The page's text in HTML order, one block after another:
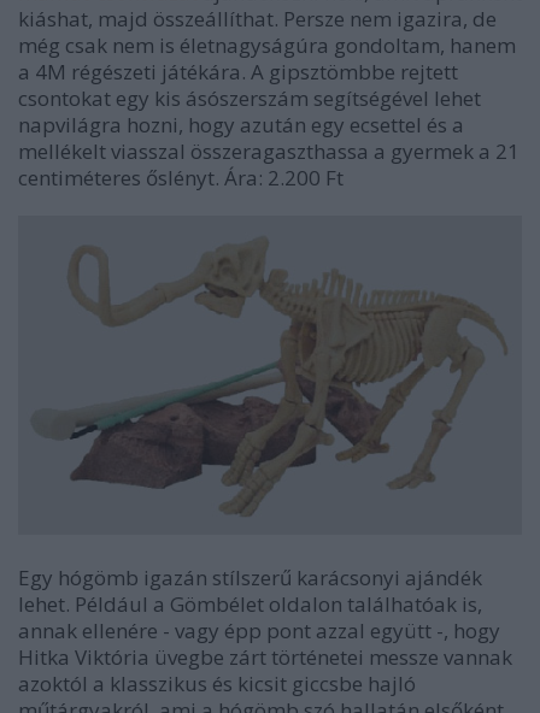
kiáshat, majd összeállíthat. Persze nem igazira, de
még csak nem is életnagyságúra gondoltam, hanem
a 4M régészeti játékára. A gipsztömbbe rejtett
csontokat egy kis ásószerszám segítségével lehet
napvilágra hozni, hogy azután egy ecsettel és a
mellékelt viasszal összeragaszthassa a gyermek a 21
centiméteres őslényt. Ára: 2.200 Ft
Egy hógömb igazán stílszerű karácsonyi ajándék
lehet. Például a Gömbélet oldalon találhatóak is,
annak ellenére - vagy épp pont azzal együtt -, hogy
Hitka Viktória üvegbe zárt történetei messze vannak
azoktól a klasszikus és kicsit giccsbe hajló